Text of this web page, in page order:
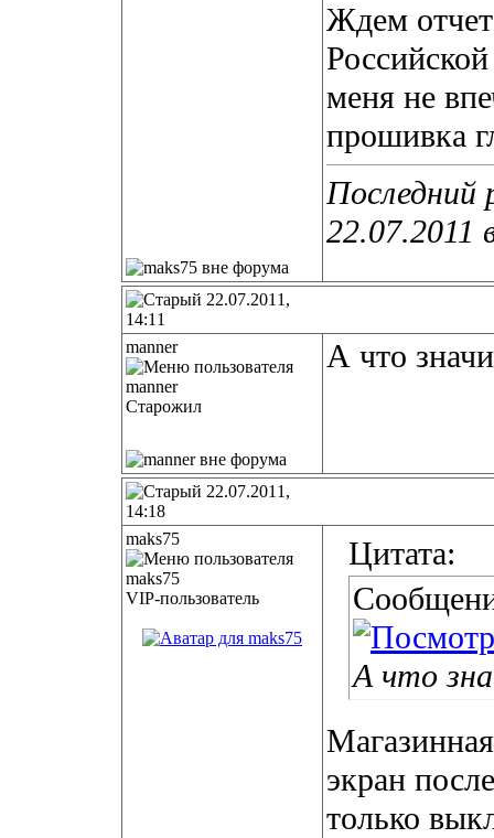
Ждем
меня не
прошивка
Последний
22.07.2011
22.07.2011,
14:11
manner
Старожил
А что
22.07.2011,
14:18
maks75
VIP-пользователь
Цитата:
А что
экран
только